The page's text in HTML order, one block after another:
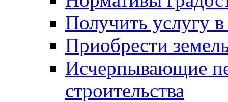
Получить услугу в
Приобрести
Исчерпывающие
строительства